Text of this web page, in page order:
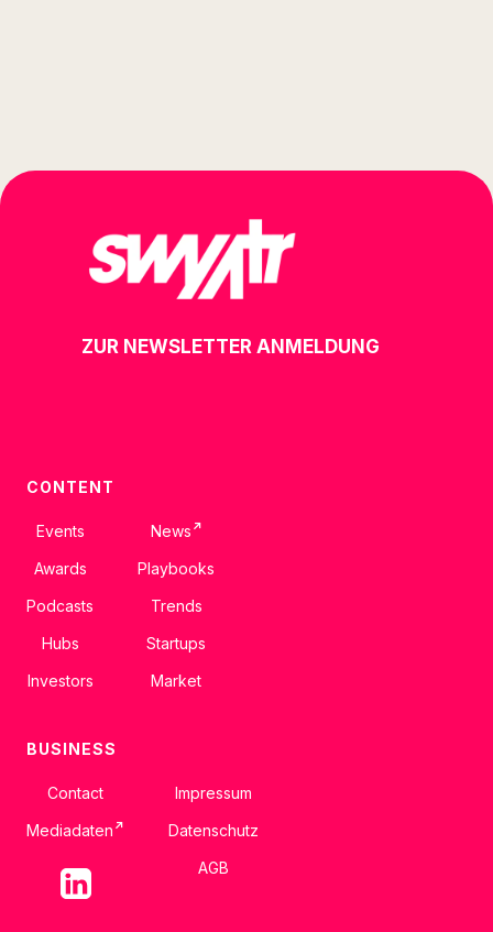
ZUR NEWSLETTER ANMELDUNG
CONTENT
Events
Awards
Podcasts
Hubs
Investors
News ↗
Playbooks
Trends
Startups
Market
BUSINESS
Contact
Mediadaten ↗
Impressum
Datenschutz
AGB